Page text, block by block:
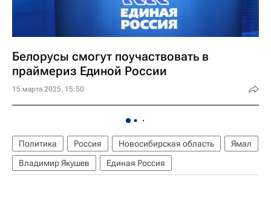
Белорусы смогут поучаствовать в
праймериз Единой России
15 марта 2025, 15:50
Политика Россия Новосибирская область
Ямал
Владимир Якушев
Единая Россия